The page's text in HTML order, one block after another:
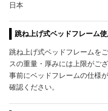
日本
跳ね上げ式ベッドフレーム
跳ね上げ式ベッドフレームを
スの重量・厚みには上限がござ
事前にベッドフレームの仕様
確認ください。